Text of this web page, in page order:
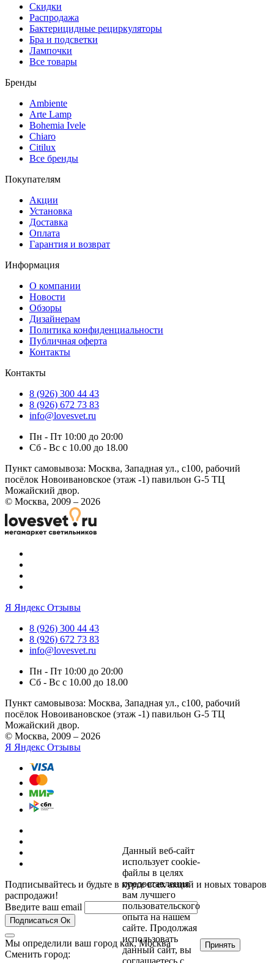
Скидки
Распродажа
Бактерицидные рециркуляторы
Бра и подсветки
Лампочки
Все товары
Бренды
Ambiente
Arte Lamp
Bohemia Ivele
Chiaro
Citilux
Все бренды
Покупателям
Акции
Установка
Доставка
Оплата
Гарантия и возврат
Информация
О компании
Новости
Обзоры
Дизайнерам
Политика конфиденциальности
Публичная оферта
Контакты
Контакты
8 (926) 300 44 43
8 (926) 672 73 83
info@lovesvet.ru
Пн - Пт 10:00 до 20:00
Сб - Вс с 10.00 до 18.00
Пункт самовывоза: Москва, Западная ул., с100, рабочий
посёлок Новоивановское (этаж -1) павильон G-5 ТЦ
Можайский двор.
© Москва, 2009 – 2026
Я Яндекс Отзывы
8 (926) 300 44 43
8 (926) 672 73 83
info@lovesvet.ru
Пн - Пт 10:00 до 20:00
Сб - Вс с 10.00 до 18.00
Пункт самовывоза: Москва, Западная ул., с100, рабочий
посёлок Новоивановское (этаж -1) павильон G-5 ТЦ
Можайский двор.
© Москва, 2009 – 2026
Я Яндекс Отзывы
Подписывайтесь и будьте в курсе всех акций и новых товаров
распродажи!
Введите ваш email
Подписаться Ок
Мы определили ваш город как,Москва
Сменить город:
Данный веб-сайт
использует cookie-
файлы в целях
предоставления
вам лучшего
пользовательского
опыта на нашем
сайте. Продолжая
использовать
данный сайт, вы
соглашаетесь с
Принять